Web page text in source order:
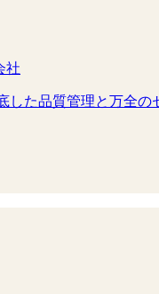
社
した品質管理と万全の